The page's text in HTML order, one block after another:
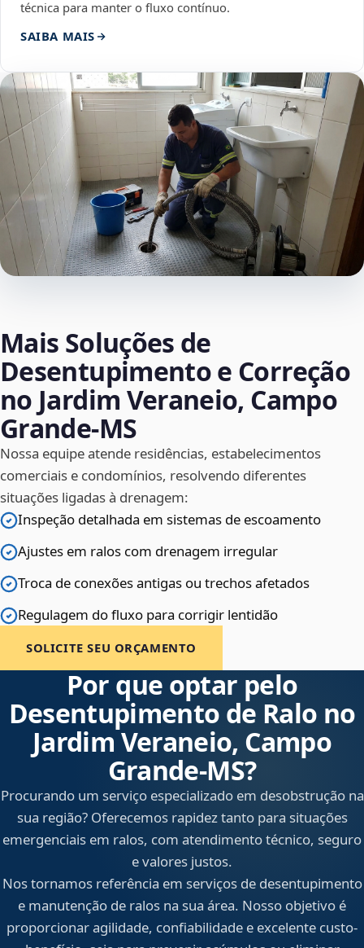
técnica para manter o fluxo contínuo.
SAIBA MAIS
Mais Soluções de
Desentupimento e Correção
no Jardim Veraneio, Campo
Grande‑MS
Nossa equipe atende residências, estabelecimentos
comerciais e condomínios, resolvendo diferentes
situações ligadas à drenagem:
Inspeção detalhada em sistemas de escoamento
Ajustes em ralos com drenagem irregular
Troca de conexões antigas ou trechos afetados
Regulagem do fluxo para corrigir lentidão
SOLICITE SEU ORÇAMENTO
Por que optar pelo
Desentupimento de Ralo no
Jardim Veraneio, Campo
Grande‑MS?
Procurando um serviço especializado em desobstrução na
sua região? Oferecemos rapidez tanto para situações
emergenciais em ralos, com atendimento técnico, seguro
e valores justos.
Nos tornamos referência em serviços de desentupimento
e manutenção de ralos na sua área. Nosso objetivo é
proporcionar agilidade, confiabilidade e excelente custo-